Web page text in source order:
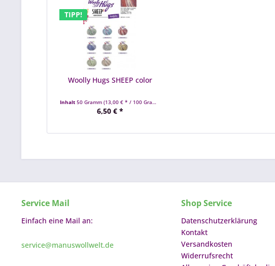
TIPP!
Woolly Hugs SHEEP color
Inhalt 50 Gramm (13,00 € * / 100 Gramm)
6,50 € *
Service Mail
Einfach eine Mail an:
service@manuswollwelt.de
Shop Service
Datenschutzerklärung
Kontakt
Versandkosten
Widerrufsrecht